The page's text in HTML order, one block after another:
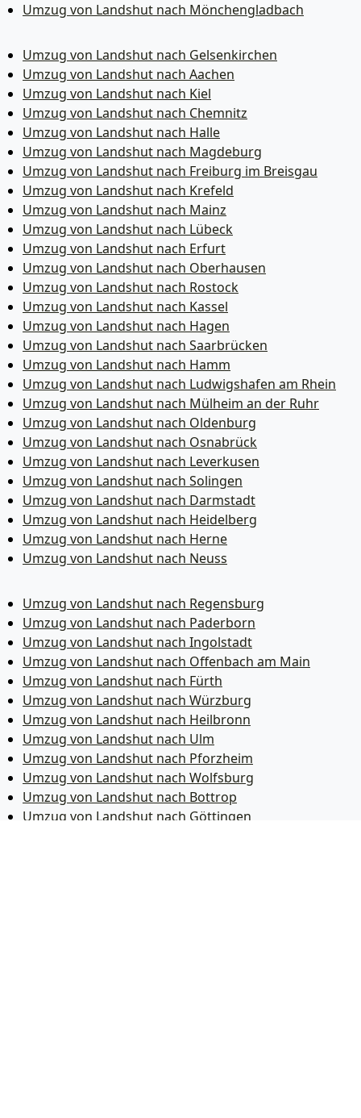
Umzug von Landshut nach Mönchen­gladbach
Umzug von Landshut nach Gelsenkirchen
Umzug von Landshut nach Aachen
Umzug von Landshut nach Kiel
Umzug von Landshut nach Chemnitz
Umzug von Landshut nach Halle
Umzug von Landshut nach Magdeburg
Umzug von Landshut nach Freiburg im Breisgau
Umzug von Landshut nach Krefeld
Umzug von Landshut nach Mainz
Umzug von Landshut nach Lübeck
Umzug von Landshut nach Erfurt
Umzug von Landshut nach Oberhausen
Umzug von Landshut nach Rostock
Umzug von Landshut nach Kassel
Umzug von Landshut nach Hagen
Umzug von Landshut nach Saarbrücken
Umzug von Landshut nach Hamm
Umzug von Landshut nach Ludwigshafen am Rhein
Umzug von Landshut nach Mülheim an der Ruhr
Umzug von Landshut nach Oldenburg
Umzug von Landshut nach Osnabrück
Umzug von Landshut nach Leverkusen
Umzug von Landshut nach Solingen
Umzug von Landshut nach Darmstadt
Umzug von Landshut nach Heidelberg
Umzug von Landshut nach Herne
Umzug von Landshut nach Neuss
Umzug von Landshut nach Regensburg
Umzug von Landshut nach Paderborn
Umzug von Landshut nach Ingolstadt
Umzug von Landshut nach Offenbach am Main
Umzug von Landshut nach Fürth
Umzug von Landshut nach Würzburg
Umzug von Landshut nach Heilbronn
Umzug von Landshut nach Ulm
Umzug von Landshut nach Pforzheim
Umzug von Landshut nach Wolfsburg
Umzug von Landshut nach Bottrop
Umzug von Landshut nach Göttingen